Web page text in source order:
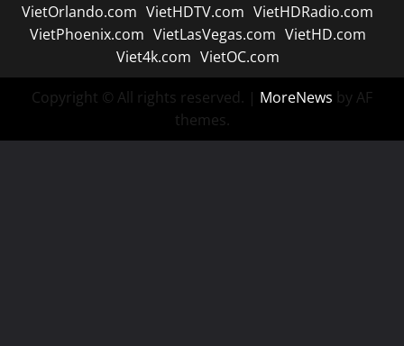
VietOrlando.com VietHDTV.com VietHDRadio.com
VietPhoenix.com VietLasVegas.com VietHD.com
Viet4k.com VietOC.com
Copyright © All rights reserved. | MoreNews by AF
themes.